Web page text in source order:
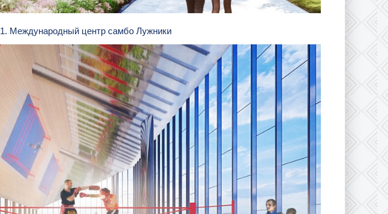
1. Международный центр самбо Лужники